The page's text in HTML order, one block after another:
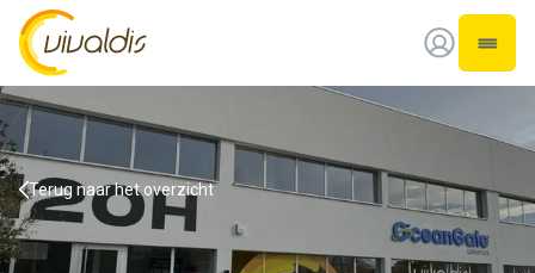
Vivaldis Interim
Open
Terug naar het overzicht